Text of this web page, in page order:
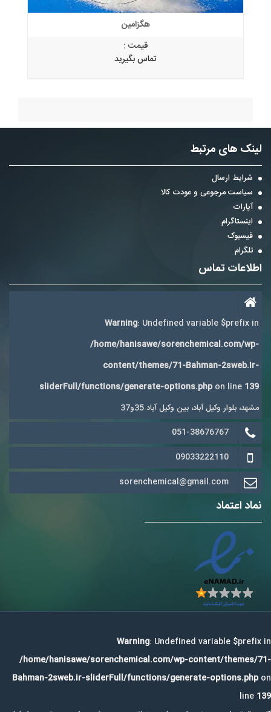
هگزامین
قیمت :
تماس بگیرید
لینک های مرتبط
شرایط ارسال
سیاست مرجوعی و عودت کالا
آپارات
اینستاگرام
فیسبوک
تلگرام
اطلاعات تماس
Warning: Undefined variable $prefix in
/home/hanisawe/sorenchemical.com/wp-
content/themes/71-Bahman-2sweb.ir-
sliderFull/functions/generate-options.php on line 139
مشهد، بلوار وکیل آباد، بین وکیل آباد 35و37
051-38676767
09033222110
sorenchemical@gmail.com
نماد اعتماد
Warning: Undefined variable $prefix in
/home/hanisawe/sorenchemical.com/wp-content/themes/71-
Bahman-2sweb.ir-sliderFull/functions/generate-options.phpon
line 139